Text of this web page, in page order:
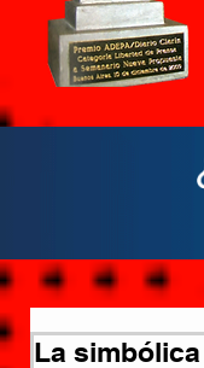
La